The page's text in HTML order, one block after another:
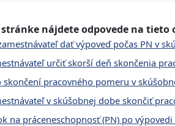
nájdete odpovede na tieto
dať výpoveď počas PN v
určiť skorší deň skončenia
skončení pracovného pomeru v
v skúšobnej dobe skončiť
na práceneschopnosť (PN) po